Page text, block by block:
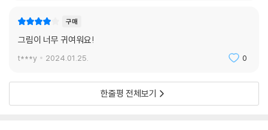
구매
그림이 너무 귀여워요!
t***y 2024.01.25. 0
한줄평 전체보기